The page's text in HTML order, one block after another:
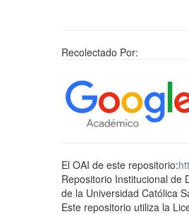
Recolectado Por:
El OAI de este repositorio:
Repositorio Institucional de
de la Universidad Católica
Este repositorio utiliza la